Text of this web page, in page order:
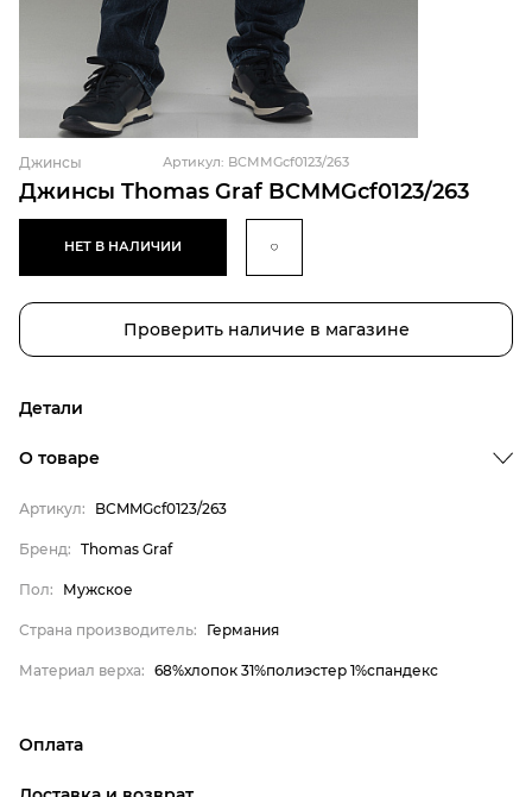
Джинсы Thomas Graf BCMMGcf0123/263
Джинсы Артикул: BCMMGcf0123/263
НЕТ В НАЛИЧИИ
Проверить наличие в магазине
Детали
Бренд
Thomas Graf
О товаре
Артикул: BCMMGcf0123/263
Бренд: Thomas Graf
Пол: Мужское
Страна производитель: Германия
Материал верха: 68%хлопок 31%полиэстер 1%спандекс
Оплата